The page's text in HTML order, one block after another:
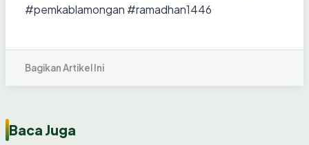
#pemkablamongan #ramadhan1446
Bagikan Artikel Ini
Baca Juga